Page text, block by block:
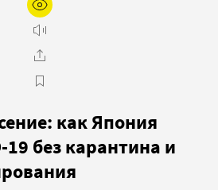
как Япония
19 без карантина и